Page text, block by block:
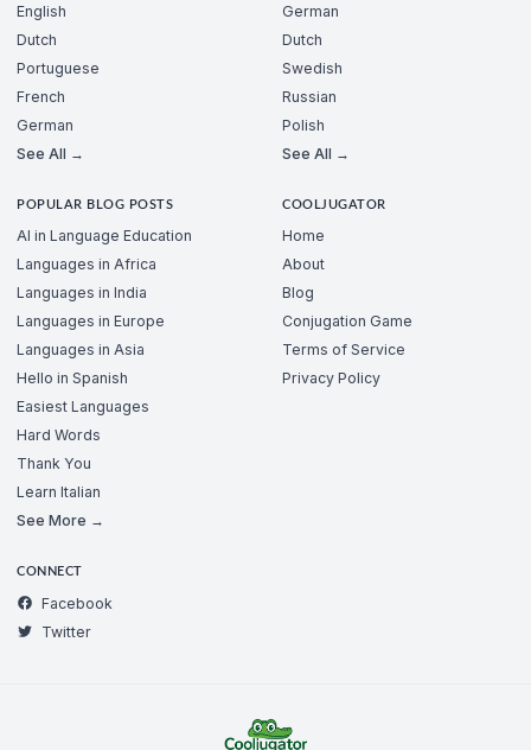
English
Dutch
Portuguese
French
German
See All →
German
Dutch
Swedish
Russian
Polish
See All →
POPULAR BLOG POSTS
AI in Language Education
Languages in Africa
Languages in India
Languages in Europe
Languages in Asia
Hello in Spanish
Easiest Languages
Hard Words
Thank You
Learn Italian
See More →
COOLJUGATOR
Home
About
Blog
Conjugation Game
Terms of Service
Privacy Policy
CONNECT
Facebook
Twitter